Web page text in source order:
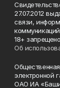
27.07.2012
связи,
18+
Об
электронной
ОАО ИА